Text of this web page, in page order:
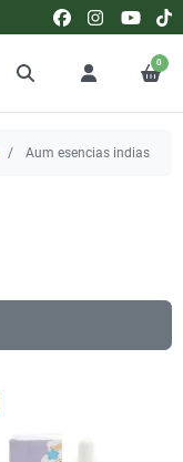
0
Aum esencias indias